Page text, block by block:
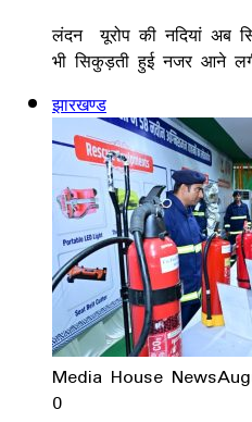
लंदन यूरोप की नदियां अब
भी सिकुड़ती हुई नजर आने
झारखण्ड
Media House News
0